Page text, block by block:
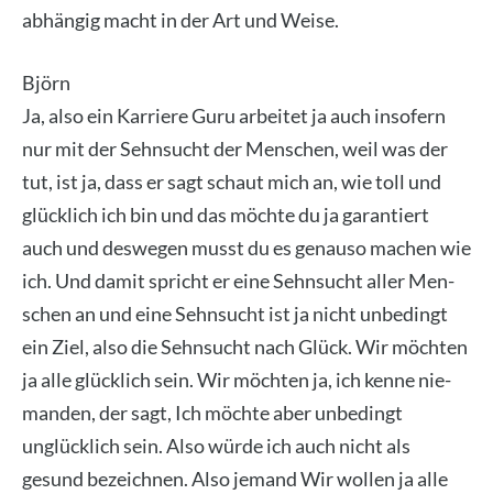
abhän­gig macht in der Art und Wei­se.
Björn
Ja, also ein Kar­rie­re Guru arbei­tet ja auch inso­fern
nur mit der Sehn­sucht der Men­schen, weil was der
tut, ist ja, dass er sagt schaut mich an, wie toll und
glück­lich ich bin und das möch­te du ja garan­tiert
auch und des­we­gen musst du es genau­so machen wie
ich. Und damit spricht er eine Sehn­sucht aller Men­
schen an und eine Sehn­sucht ist ja nicht unbe­dingt
ein Ziel, also die Sehn­sucht nach Glück. Wir möch­ten
ja alle glück­lich sein. Wir möch­ten ja, ich ken­ne nie­
man­den, der sagt, Ich möch­te aber unbe­dingt
unglück­lich sein. Also wür­de ich auch nicht als
gesund bezeich­nen. Also jemand Wir wol­len ja alle